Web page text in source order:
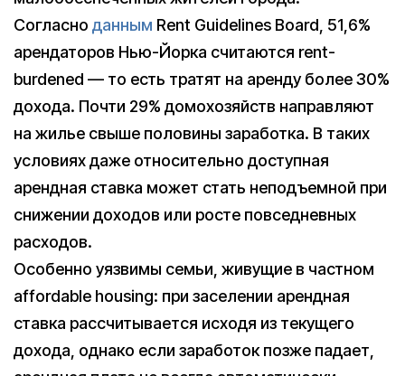
Согласно данным Rent Guidelines Board, 51,6%
арендаторов Нью-Йорка считаются rent-
burdened — то есть тратят на аренду более 30%
дохода. Почти 29% домохозяйств направляют
на жилье свыше половины заработка. В таких
условиях даже относительно доступная
арендная ставка может стать неподъемной при
снижении доходов или росте повседневных
расходов.
Особенно уязвимы семьи, живущие в частном
affordable housing: при заселении арендная
ставка рассчитывается исходя из текущего
дохода, однако если заработок позже падает,